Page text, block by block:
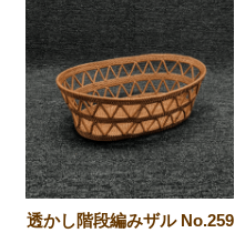
透かし階段編みザル No.259